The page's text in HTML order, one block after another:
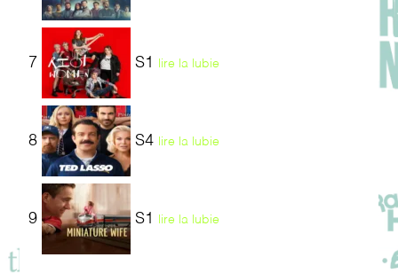
7 S1 lire la lubie
8 S4 lire la lubie
9 S1 lire la lubie